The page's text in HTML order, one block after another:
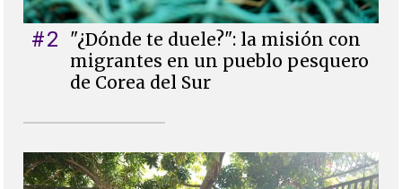
#2
"¿Dónde te duele?": la misión con
migrantes en un pueblo pesquero
de Corea del Sur